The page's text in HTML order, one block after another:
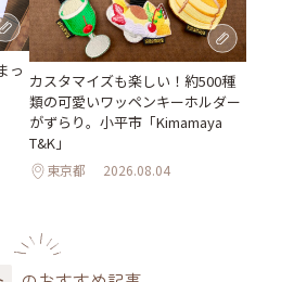
っ
カスタマイズも楽しい！約500種
類の可愛いワッペンキーホルダー
がずらり。小平市「Kimamaya
T&K」
東京都 2026.08.04